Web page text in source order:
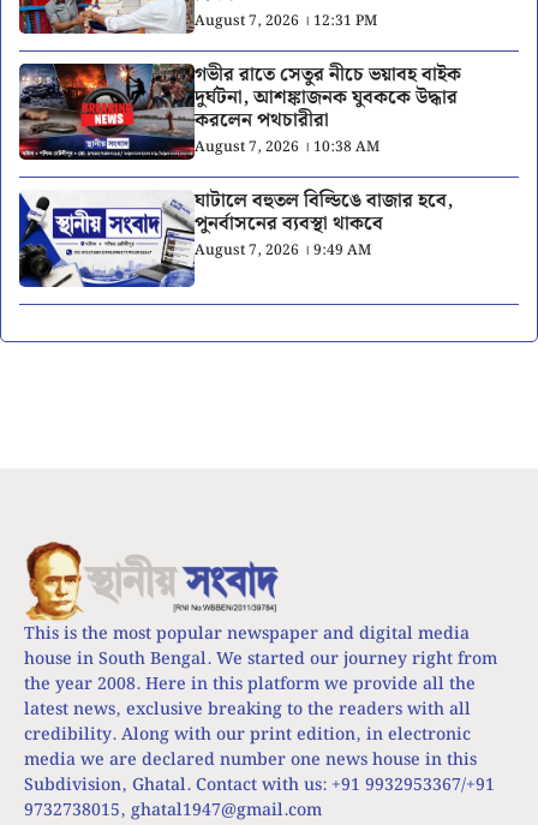
August 7, 2026 । 12:31 PM
গভীর রাতে সেতুর নীচে ভয়াবহ বাইক
দুর্ঘটনা, আশঙ্কাজনক যুবককে উদ্ধার
করলেন পথচারীরা
August 7, 2026 । 10:38 AM
ঘাটালে বহুতল বিল্ডিঙে বাজার হবে,
পুনর্বাসনের ব্যবস্থা থাকবে
August 7, 2026 । 9:49 AM
This is the most popular newspaper and digital media
house in South Bengal. We started our journey right from
the year 2008. Here in this platform we provide all the
latest news, exclusive breaking to the readers with all
credibility. Along with our print edition, in electronic
media we are declared number one news house in this
Subdivision, Ghatal. Contact with us: +91 9932953367/+91
9732738015, ghatal1947@gmail.com